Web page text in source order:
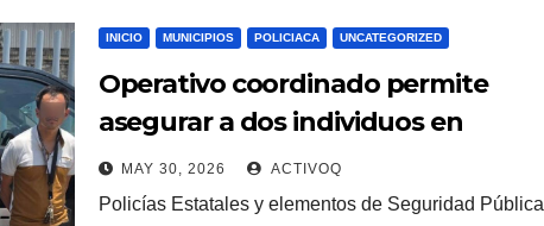
INICIO MUNICIPIOS POLICIACA UNCATEGORIZED
Operativo coordinado permite
asegurar a dos individuos en
Corregidora
MAY 30, 2026 ACTIVOQ
Policías Estatales y elementos de Seguridad Pública